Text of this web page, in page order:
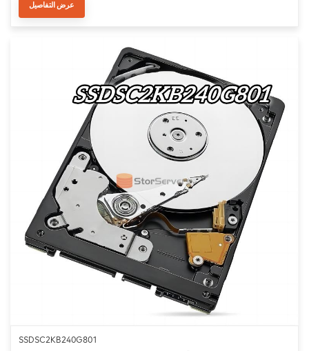
عرض التفاصيل
SSDSC2KB240G801